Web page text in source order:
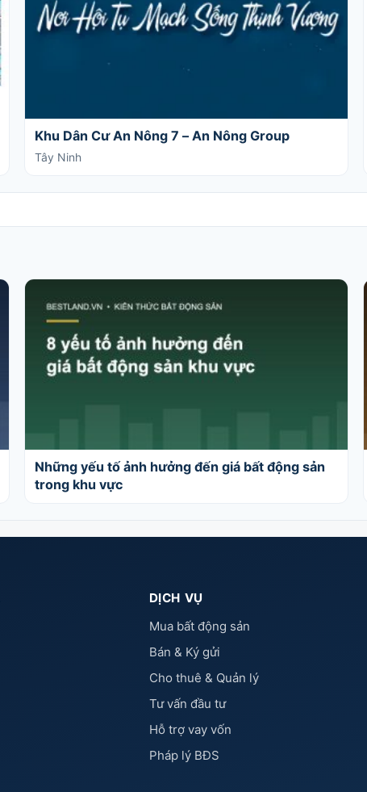
Khu Dân Cư An Nông 7 – An Nông Group
Tây Ninh
Những yếu tố ảnh hưởng đến giá bất động sản
trong khu vực
DỊCH VỤ
Mua bất động sản
Bán & Ký gửi
Cho thuê & Quản lý
Tư vấn đầu tư
Hỗ trợ vay vốn
Pháp lý BĐS